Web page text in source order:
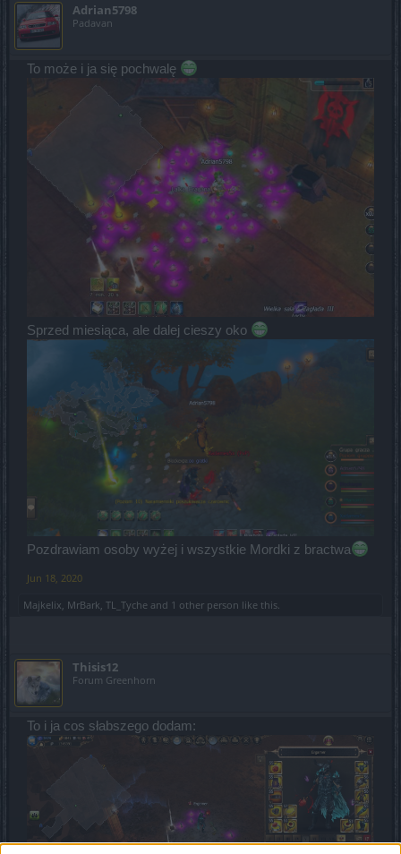
Adrian5798
Padavan
To może i ja się pochwalę
Sprzed miesiąca, ale dalej cieszy oko
Pozdrawiam osoby wyżej i wszystkie Mordki z bractwa
Jun 18, 2020
Majkelix MrBark TL_Tyche and 1 other person like this.
Thisis12
Forum Greenhorn
To i ja cos słabszego dodam: